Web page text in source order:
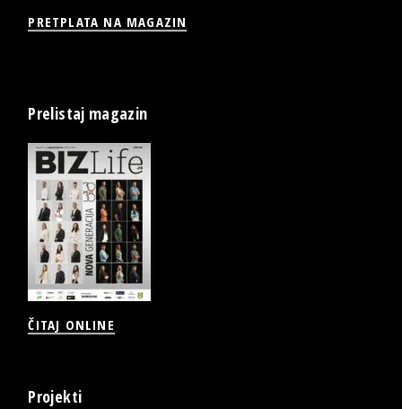
PRETPLATA NA MAGAZIN
Prelistaj magazin
ČITAJ ONLINE
Projekti